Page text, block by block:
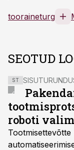
tooraineturg
SEOTUD
ST
roboti